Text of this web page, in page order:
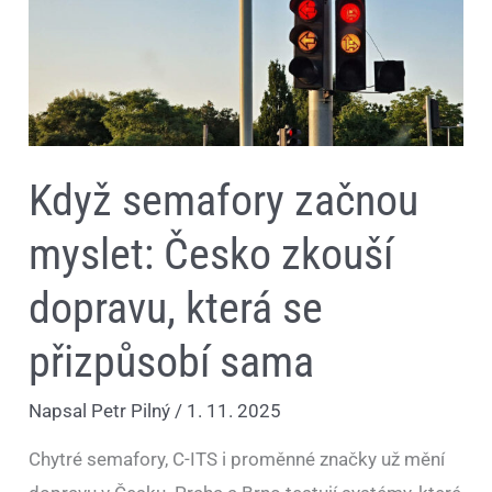
Když semafory začnou
myslet: Česko zkouší
dopravu, která se
přizpůsobí sama
Napsal Petr Pilný/ 1. 11. 2025
Chytré semafory, C-ITS i proměnné značky už mění